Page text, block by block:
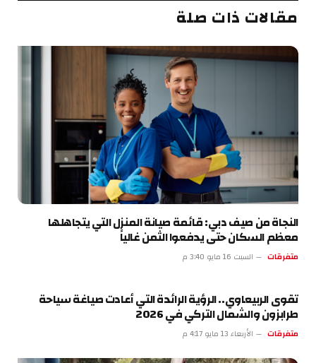
مقالات ذات صلة
النجاة من صيف دبي: قائمة صيانة المنزل التي يتجاهلها
معظم السكان حتى يدفعوا الثمن غالياً
متفرقات السبت 16 مايو 3:40 م
تقوى الربيعاوي.. الرؤية الرائدة التي أعادت صياغة سياحة
طرابزون والشمال التركي في 2026
متفرقات الأربعاء 13 مايو 4:17 م